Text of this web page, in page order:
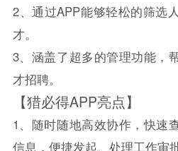
2、通过APP能够轻松的筛选
才。
3、涵盖了超多的管理功能，
才招聘。
【猎必得APP亮点】
1、随时随地高效协作，快速
信息，便捷发起、处理工作审批